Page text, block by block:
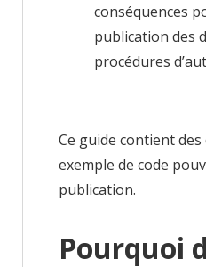
conséquences
publication des
procédures
Ce guide contient
exemple de code
publication.
Pourquoi